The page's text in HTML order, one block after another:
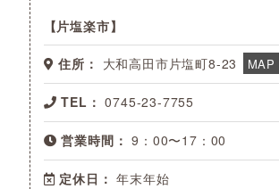
片塩楽市
住所： 大和高田市片塩町8-23 MAP
TEL： 0745-23-7755
営業時間： 9：00〜17：00
定休日： 年末年始